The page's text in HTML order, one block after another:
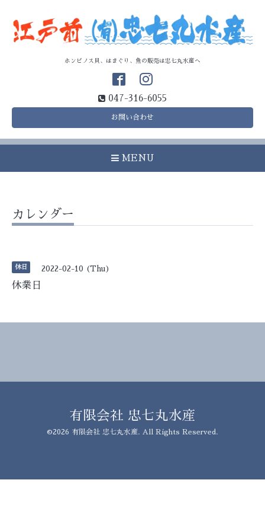
ホンビノス貝、はまぐり、魚の販売は忠七丸水産へ
047-316-6055
お問い合わせ
MENU
カレンダー
休日 2022-02-10 (Thu)
休業日
有限会社 忠七丸水産
©2026 有限会社 忠七丸水産. All Rights Reserved.